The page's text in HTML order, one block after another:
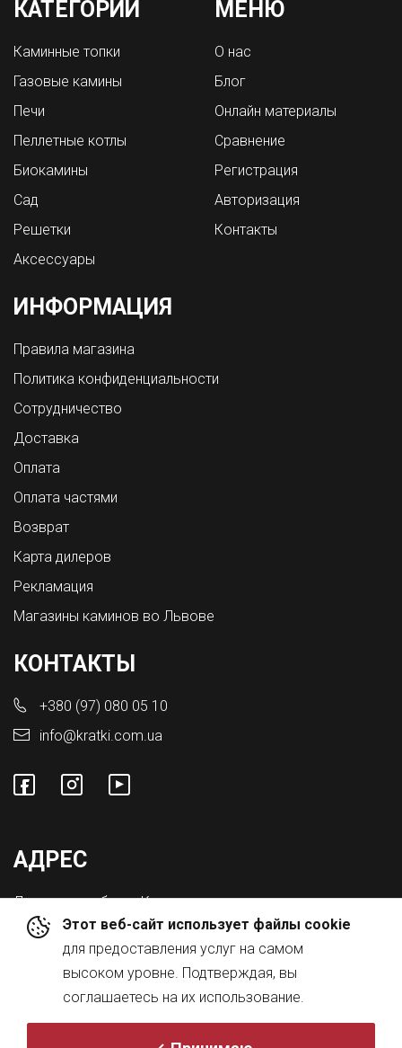
Этот веб-сайт использует файлы cookie
для предоставления услуг на самом
высоком уровне. Подтверждая, вы
соглашаетесь на их использование.
КАТЕГОРИИ
Каминные топки
Газовые камины
Печи
Пеллетные котлы
Биокамины
Сад
Решетки
Аксессуары
МЕНЮ
О нас
Блог
Онлайн материалы
Сравнение
Регистрация
Авторизация
Контакты
ИНФОРМАЦИЯ
Правила магазина
Политика конфиденциальности
Сотрудничество
Доставка
Оплата
Оплата частями
Возврат
Карта дилеров
Рекламация
Магазины каминов во Львове
КОНТАКТЫ
+380 (97) 080 05 10
info@kratki.com.ua
АДРЕС
Львовская обл., с. Конопниця,
ул. Городоцкая 8а